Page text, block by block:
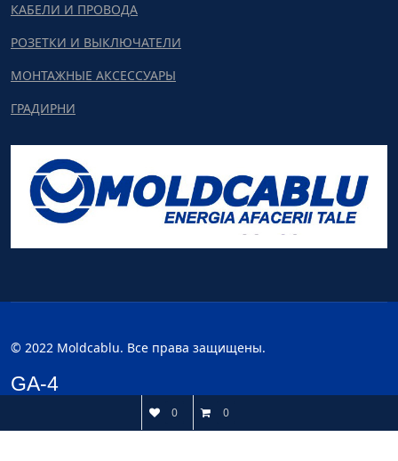
КАБЕЛИ И ПРОВОДА
РОЗЕТКИ И ВЫКЛЮЧАТЕЛИ
МОНТАЖНЫЕ АКСЕССУАРЫ
ГРАДИРНИ
© 2022 Moldcablu. Все права защищены.
GA-4
0 0